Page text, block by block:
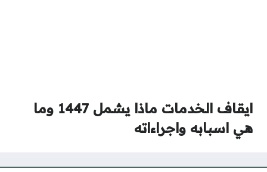
ايقاف الخدمات ماذا يشمل 1447 وما
هي اسبابه واجراءاته